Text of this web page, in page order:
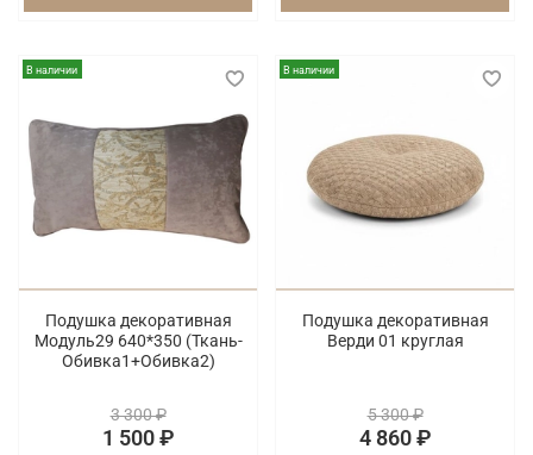
В наличии
Подушка декоративная
Модуль29 640*350 (Ткань-
Обивка1+Обивка2)
3 300 ₽
1 500 ₽
В наличии
Подушка декоративная
Верди 01 круглая
5 300 ₽
4 860 ₽